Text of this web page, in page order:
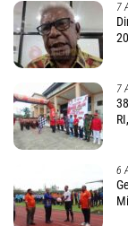
7
7
6